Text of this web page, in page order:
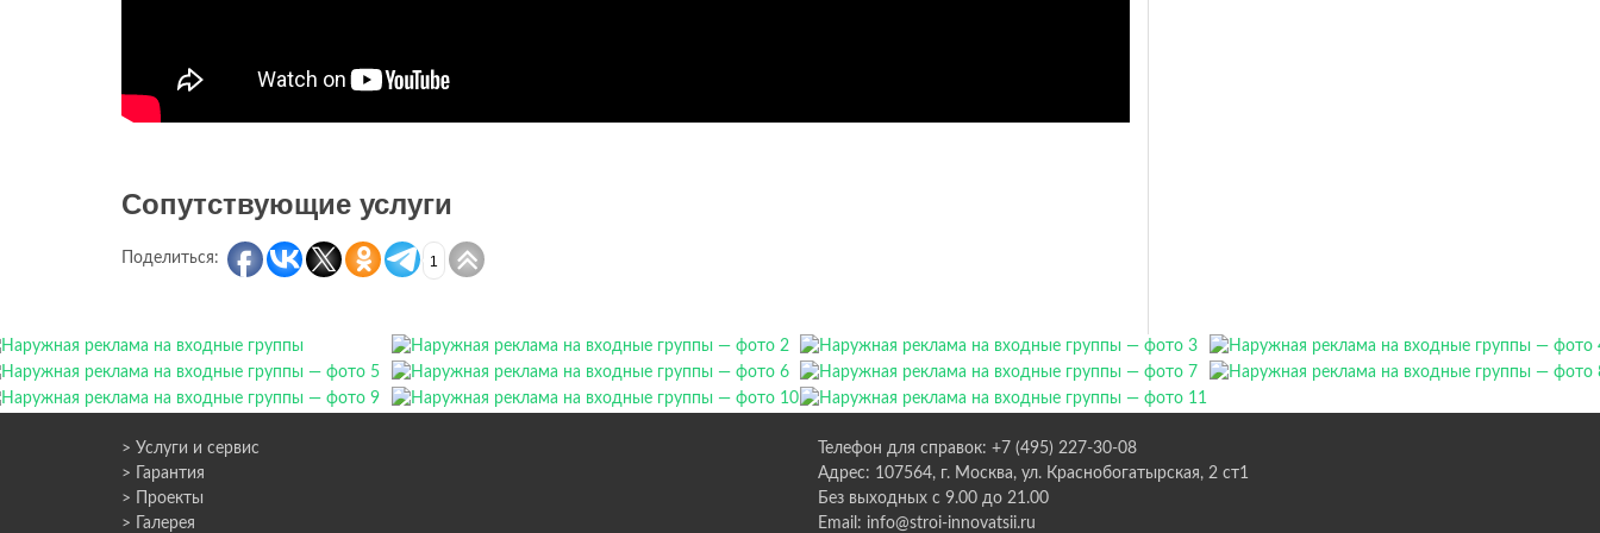
Сопутствующие услуги
Поделиться: 1
> Услуги и сервис
> Гарантия
> Проекты
> Галерея
Телефон для справок: +7 (495) 227-30-08
Адрес: 107564, г. Москва, ул. Краснобогатырская, 2 ст1
Без выходных с 9.00 до 21.00
Email: info@stroi-innovatsii.ru